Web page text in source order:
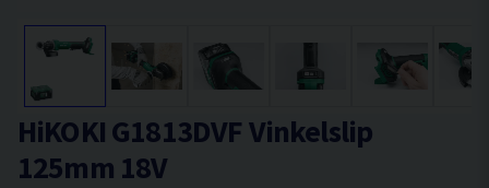
HiKOKI G1813DVF Vinkelslip
125mm 18V